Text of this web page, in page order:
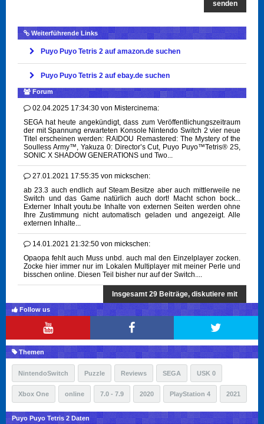
senden
Weiterführende Links
Puyo Puyo Tetris 2 auf amazon.de suchen
Puyo Puyo Tetris 2 auf ebay.de suchen
Forum
02.04.2025 17:34:30 von Mistercinema:
SEGA hat heute angekündigt, dass zum Veröffentlichungszeitraum
der mit Spannung erwarteten Konsole Nintendo Switch 2 vier neue
Titel erscheinen werden: RAIDOU Remastered: The Mystery of the
Soulless Army™, Yakuza 0: Director’s Cut, Puyo Puyo™Tetris® 2S,
SONIC X SHADOW GENERATIONS und Two...
27.01.2021 17:55:35 von mickschen:
ab 23.3 auch endlich auf Steam.Besitze aber auch mittlerweile ne
Switch und das Game natürlich auch dort! Macht schon bock...
Externer Inhalt youtu.be Inhalte von externen Seiten werden ohne
Ihre Zustimmung nicht automatisch geladen und angezeigt. Alle
externen Inhalte...
14.01.2021 21:32:50 von mickschen:
Opaopa fehlt auch Muss unbd. auch mal den Einzelplayer zocken.
Zocke hier immer nur im Lokalen Multiplayer mit meiner Perle und
bisschen online. Diesen Teil bisher nur auf der Switch....
Insgesamt 29 Beiträge, diskutiere mit
Follow us
Themen
NintendoSwitch Puzzle Reviews SEGA USK 0
Xbox One online 7.0 - 7.9 2020 PlayStation 4 2021
Puyo Puyo Tetris 2 Daten